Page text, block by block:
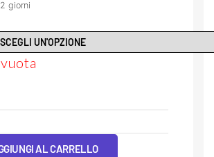
giorni
AL CARRELLO